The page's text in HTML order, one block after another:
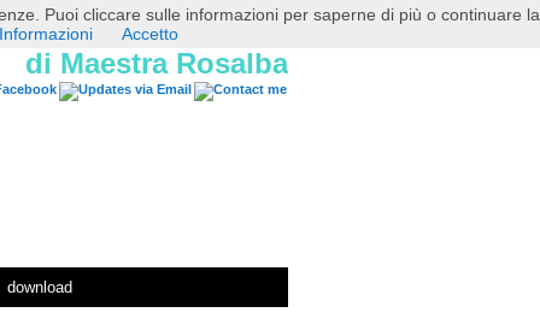
di Maestra Rosalba
download
Puoi cliccare sulle informazioni per saperne di più o continuare la
Accetto